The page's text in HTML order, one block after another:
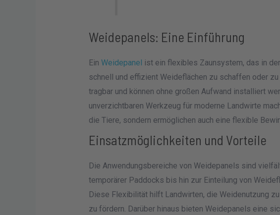
Weidepanels: Eine Einführung
Ein Weidepanel ist ein flexibles Zaunsystem, das in
schnell und effizient Weideflächen zu schaffen oder
tragbar und können ohne großen Aufwand installiert
unverzichtbaren Werkzeug für moderne Landwirte
die Tiere, sondern ermöglichen auch eine flexible
Einsatzmöglichkeiten und Vorteile
Die Anwendungsbereiche von Weidepanels sind
temporärer Paddocks bis hin zur Einteilung von
Diese Flexibilität hilft Landwirten, die Weidenutzung
zu fördern. Darüber hinaus bieten Weidepanels eine